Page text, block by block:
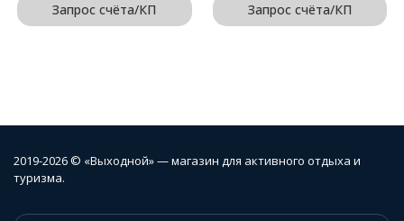
Запрос счёта/КП Запрос счёта/КП
2019-2026 © «Выходной» — магазин для активного отдыха и
туризма.